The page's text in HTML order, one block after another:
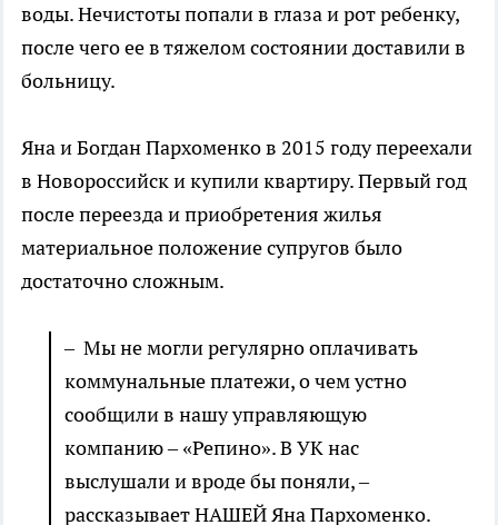
воды. Нечистоты попали в глаза и рот ребенку,
после чего ее в тяжелом состоянии доставили в
больницу.
Яна и Богдан Пархоменко в 2015 году переехали
в Новороссийск и купили квартиру. Первый год
после переезда и приобретения жилья
материальное положение супругов было
достаточно сложным.
– Мы не могли регулярно оплачивать
коммунальные платежи, о чем устно
сообщили в нашу управляющую
компанию – «Репино». В УК нас
выслушали и вроде бы поняли, –
рассказывает НАШЕЙ Яна Пархоменко.